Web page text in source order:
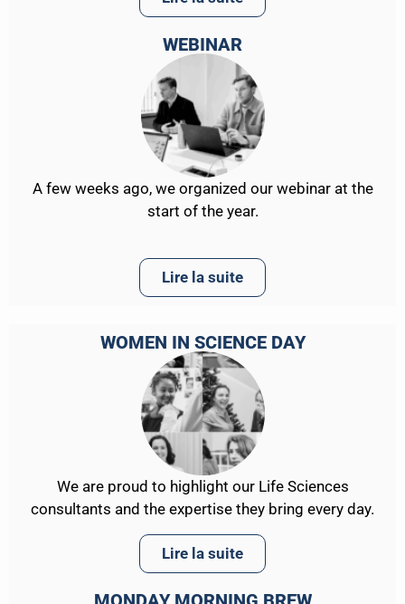
WEBINAR
A few weeks ago, we organized our webinar at the
start of the year.
Lire la suite
WOMEN IN SCIENCE DAY
We are proud to highlight our Life Sciences
consultants and the expertise they bring every day.
Lire la suite